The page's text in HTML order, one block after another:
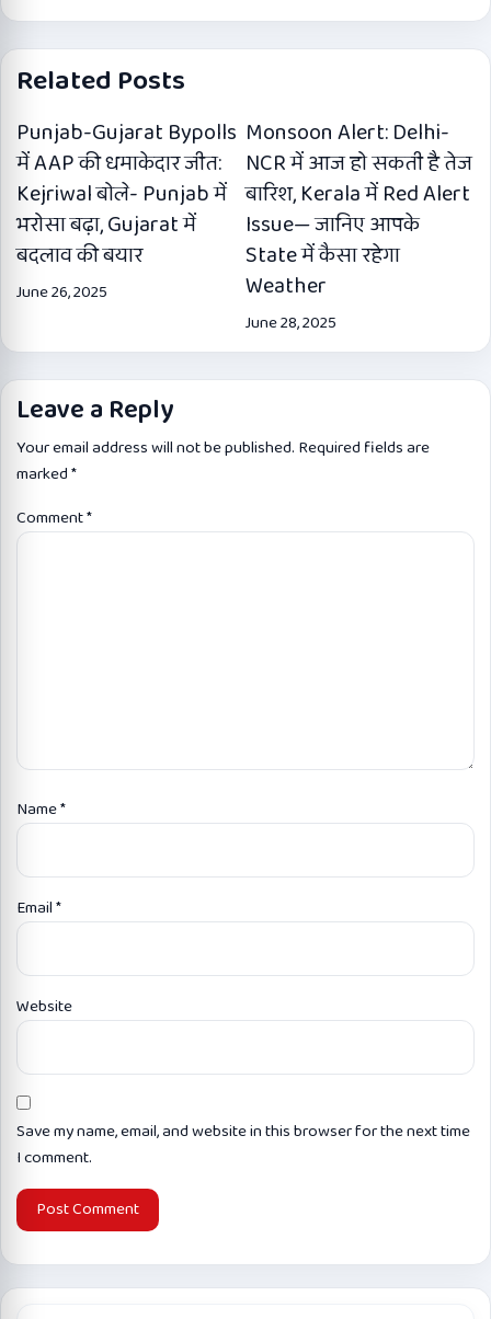
Related Posts
Punjab-Gujarat Bypolls
में AAP की धमाकेदार जीत:
Kejriwal बोले- Punjab में
भरोसा बढ़ा, Gujarat में
बदलाव की बयार
June 26, 2025
Monsoon Alert: Delhi-
NCR में आज हो सकती है तेज
बारिश, Kerala में Red Alert
Issue— जानिए आपके
State में कैसा रहेगा
Weather
June 28, 2025
Leave a Reply
Your email address will not be published. Required fields are
marked*
Comment*
Name*
Email*
Website
Save my name, email, and website in this browser for the next time
I comment.